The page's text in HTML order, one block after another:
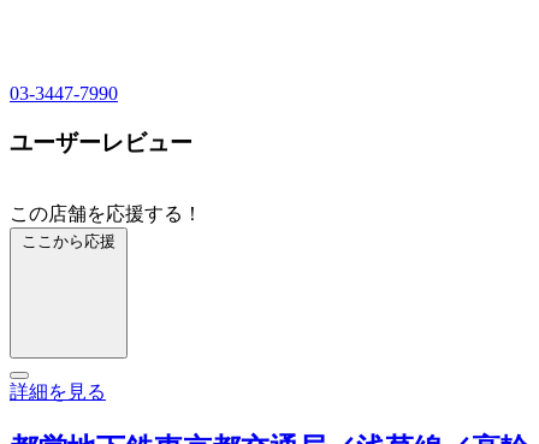
03-3447-7990
ユーザーレビュー
この店舗を応援する！
ここから応援
詳細を見る